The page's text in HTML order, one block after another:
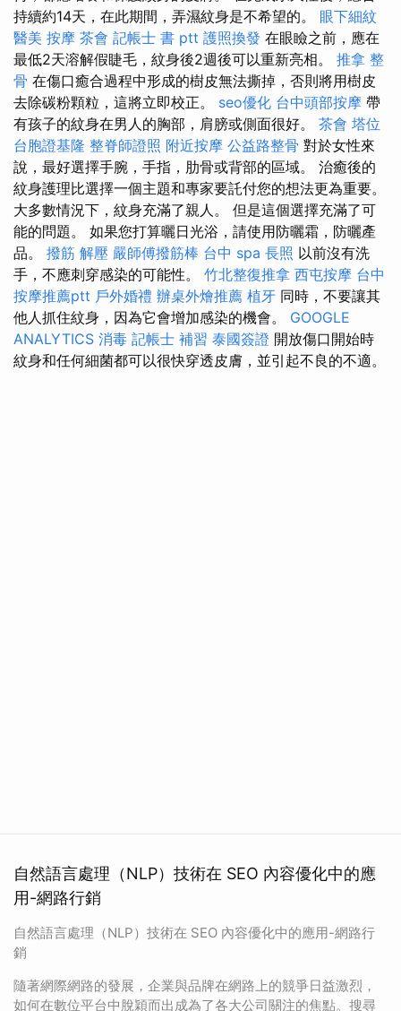
持續約14天，在此期間，弄濕紋身是不希望的。 眼下細紋
醫美 按摩 茶會 記帳士 書 ptt 護照換發 在眼瞼之前，應在
最低2天溶解假睫毛，紋身後2週後可以重新亮相。 推拿 整
骨 在傷口癒合過程中形成的樹皮無法撕掉，否則將用樹皮
去除碳粉顆粒，這將立即校正。 seo優化 台中頭部按摩 帶
有孩子的紋身在男人的胸部，肩膀或側面很好。 茶會 塔位
台胞證基隆 整脊師證照 附近按摩 公益路整骨 對於女性來
說，最好選擇手腕，手指，肋骨或背部的區域。 治癒後的
紋身護理比選擇一個主題和專家要託付您的想法更為重要。
大多數情況下，紋身充滿了親人。 但是這個選擇充滿了可
能的問題。 如果您打算曬日光浴，請使用防曬霜，防曬產
品。 撥筋 解壓 嚴師傅撥筋棒 台中 spa 長照 以前沒有洗
手，不應刺穿感染的可能性。 竹北整復推拿 西屯按摩 台中
按摩推薦ptt 戶外婚禮 辦桌外燴推薦 植牙 同時，不要讓其
他人抓住紋身，因為它會增加感染的機會。 GOOGLE
ANALYTICS 消毒 記帳士 補習 泰國簽證 開放傷口開始時
紋身和任何細菌都可以很快穿透皮膚，並引起不良的不適。
自然語言處理（NLP）技術在 SEO 內容優化中的應
用-網路行銷
自然語言處理（NLP）技術在 SEO 內容優化中的應用-網路行
銷
隨著網際網路的發展，企業與品牌在網路上的競爭日益激烈，
如何在數位平台中脫穎而出成為了各大公司關注的焦點。搜尋